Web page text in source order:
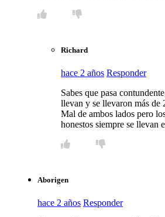
Richard
hace 2 años Responder
Sabes que pasa
llevan y se llevaron más de
Mal de ambos lados pero
honestos siempre se llevan
Aborigen
hace 2 años Responder